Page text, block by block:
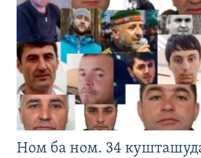
Ном ба ном. 34